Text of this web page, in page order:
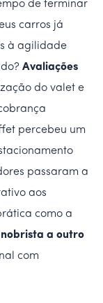
de terminar
carros já
à agilidade
Avaliações
do valet e
percebeu um
passaram a
aos
como a
a outro
com